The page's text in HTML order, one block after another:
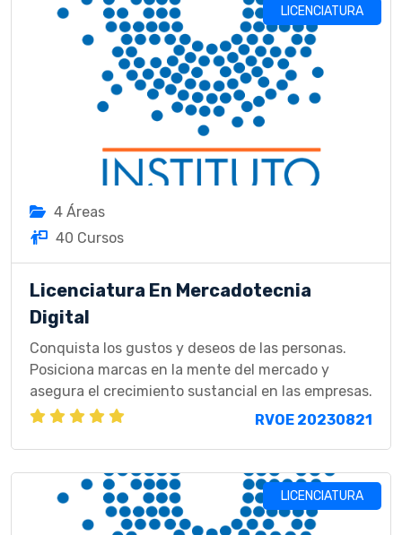
LICENCIATURA
4 Áreas
40 Cursos
Licenciatura En Mercadotecnia
Digital
Conquista los gustos y deseos de las personas.
Posiciona marcas en la mente del mercado y
asegura el crecimiento sustancial en las empresas.
RVOE 20230821
LICENCIATURA